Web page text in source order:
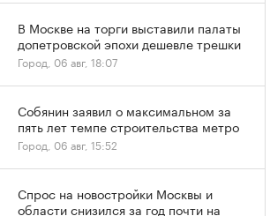
В Москве на торги выставили палаты
допетровской эпохи дешевле трешки
Город, 06 авг, 18:07
Собянин заявил о максимальном за
пять лет темпе строительства метро
Город, 06 авг, 15:52
Спрос на новостройки Москвы и
области снизился за год почти на